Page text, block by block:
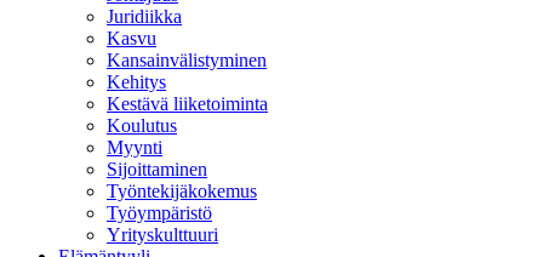
Juridiikka
Kasvu
Kansainvälistyminen
Kehitys
Kestävä liiketoiminta
Koulutus
Myynti
Sijoittaminen
Työntekijäkokemus
Työympäristö
Yrityskulttuuri